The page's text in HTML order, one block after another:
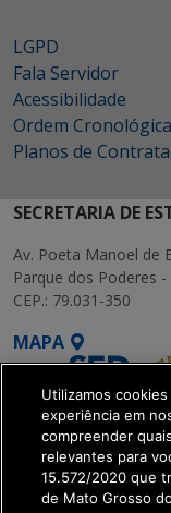
LGPD
Fala Servidor
Acessibilidade
Ordem
Planos de
SECRETARIA DE
Av. Poeta Manoel de
Parque dos Poderes
CEP.: 79.031-350
MAPA
SETDIG |
Utilizamos
experiência em
compreender
relevantes para
15.572/2020 que
de Mato Grosso